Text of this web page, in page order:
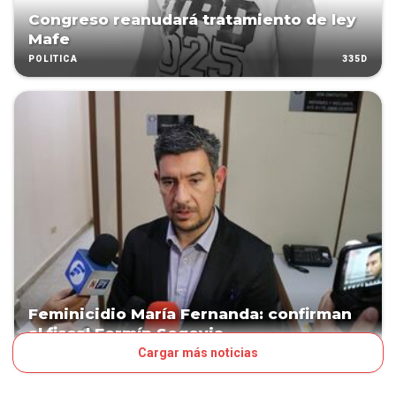
Congreso reanudará tratamiento de ley
Mafe
POLÍTICA 335D
Feminicidio María Fernanda: confirman
al fiscal Fermín Segovia
Cargar más noticias